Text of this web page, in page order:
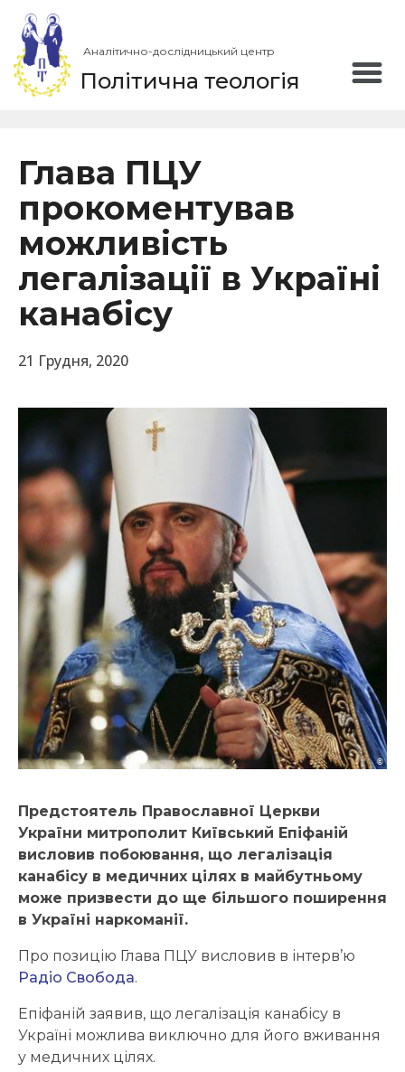
Аналітично-дослідницький центр
Політична теологія
Глава ПЦУ
прокоментував
можливість
легалізації в Україні
канабісу
21 Грудня, 2020
Предстоятель Православної Церкви
України митрополит Київський Епіфаній
висловив побоювання, що легалізація
канабісу в медичних цілях в майбутньому
може призвести до ще більшого поширення
в Україні наркоманії.
Про позицію Глава ПЦУ висловив в інтерв’ю
Радіо Свобода.
Епіфаній заявив, що легалізація канабісу в
Україні можлива виключно для його вживання
у медичних цілях.